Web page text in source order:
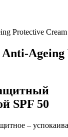
Protective
Ageing
SPF 50
–